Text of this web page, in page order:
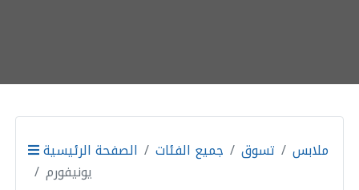
الصفحة الرئيسية جميع الفئات تسوق
ملابس
يونيفورم